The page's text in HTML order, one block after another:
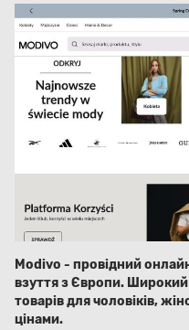
Modivo - провідний
взуття з Європи.
товарів для чоловіків,
цінами.